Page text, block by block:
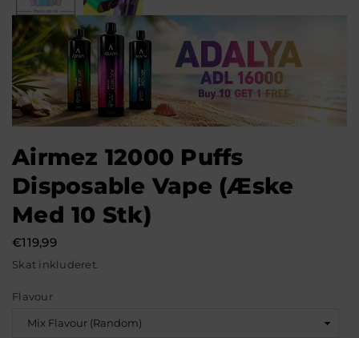
Airmez 12000 Puffs
Disposable Vape (æske
Med 10 Stk)
Normal
pris
€119,99
Skat inkluderet.
Flavour